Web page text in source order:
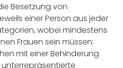
Besetzung von
einer Person aus jeder
wobei mindestens
Frauen sein müssen:
mit einer Behinderung